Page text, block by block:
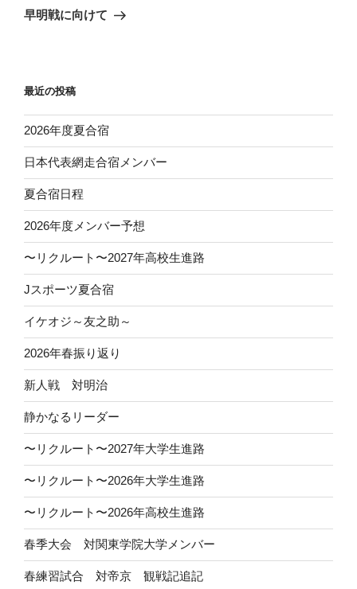
ゲ
ン
の
早明戦に向けて
最近の投稿
2026年度夏合宿
日本代表網走合宿メンバー
夏合宿日程
2026年度メンバー予想
〜リクルート〜2027年高校生進路
Jスポーツ夏合宿
イケオジ～友之助～
2026年春振り返り
新人戦 対明治
静かなるリーダー
〜リクルート〜2027年大学生進路
〜リクルート〜2026年大学生進路
〜リクルート〜2026年高校生進路
春季大会 対関東学院大学メンバー
春練習試合 対帝京 観戦記追記